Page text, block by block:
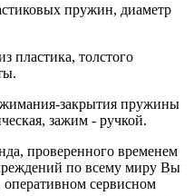
пружин, диаметр
пластика, толстого
закрытия пружины
зажим - ручкой.
проверенного временем
по всему миру Вы
оперативном сервисном